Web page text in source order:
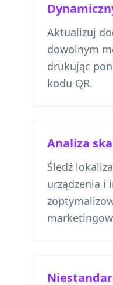
Aktualizuj
dowolnym
drukując
kodu QR.
Analiza
Śledź
urządzenia i